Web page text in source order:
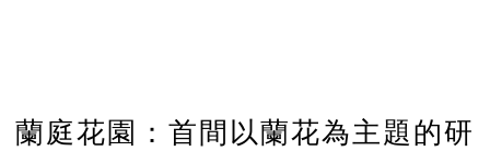
蘭庭花園：首間以蘭花為主題的研